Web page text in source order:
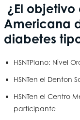
¿El
Americana
diabetes
HSNTPlano: Nivel
HSNTen el Denton
HSNTen el Centro
participante